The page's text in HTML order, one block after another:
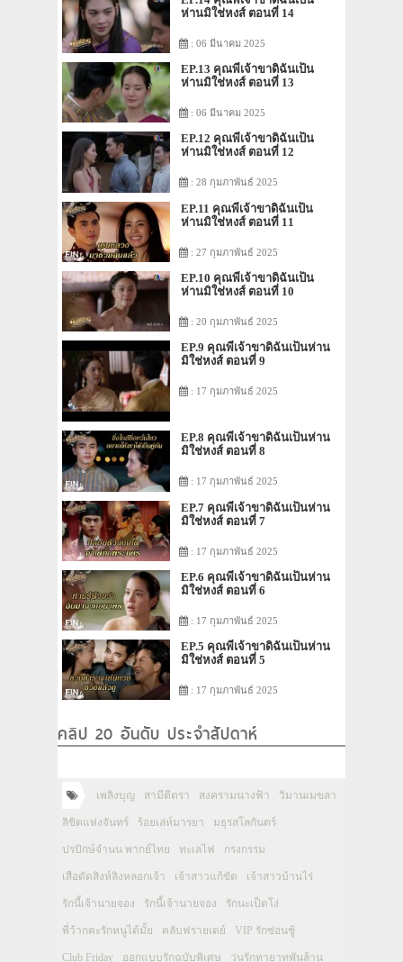
ห่านมิใช่หงส์ ตอนที่ 14
: 06 มีนาคม 2025
EP.13 คุณพี่เจ้าขาดิฉันเป็น
ห่านมิใช่หงส์ ตอนที่ 13
: 06 มีนาคม 2025
EP.12 คุณพี่เจ้าขาดิฉันเป็น
ห่านมิใช่หงส์ ตอนที่ 12
: 28 กุมภาพันธ์ 2025
EP.11 คุณพี่เจ้าขาดิฉันเป็น
ห่านมิใช่หงส์ ตอนที่ 11
: 27 กุมภาพันธ์ 2025
EP.10 คุณพี่เจ้าขาดิฉันเป็น
ห่านมิใช่หงส์ ตอนที่ 10
: 20 กุมภาพันธ์ 2025
EP.9 คุณพี่เจ้าขาดิฉันเป็นห่าน
มิใช่หงส์ ตอนที่ 9
: 17 กุมภาพันธ์ 2025
EP.8 คุณพี่เจ้าขาดิฉันเป็นห่าน
มิใช่หงส์ ตอนที่ 8
: 17 กุมภาพันธ์ 2025
EP.7 คุณพี่เจ้าขาดิฉันเป็นห่าน
มิใช่หงส์ ตอนที่ 7
: 17 กุมภาพันธ์ 2025
EP.6 คุณพี่เจ้าขาดิฉันเป็นห่าน
มิใช่หงส์ ตอนที่ 6
: 17 กุมภาพันธ์ 2025
EP.5 คุณพี่เจ้าขาดิฉันเป็นห่าน
มิใช่หงส์ ตอนที่ 5
: 17 กุมภาพันธ์ 2025
คลิป 20 อันดับ ประจำสัปดาห์
เพลิงบุญ สามีตีตรา สงครามนางฟ้า วิมานเมขลา
ลิขิตแห่งจันทร์ ร้อยเล่ห์มารยา มธุรสโลกันตร์
ปรปักษ์จำนน พากย์ไทย ทะเลไฟ กรงกรรม
เสือตัดสิงห์ลิงหลอกเจ้า เจ้าสาวแก้ขัด เจ้าสาวบ้านไร่
รักนี้เจ้านายจอง รักนี้เจ้านายจอง รักนะเป็ดโง่
พี่ว้ากคะรักหนูได้มั้ย คลับฟรายเดย์ VIP รักซ่อนชู้
Club Friday ออกแบบรักฉบับพิเศษ วุ่นรักทายาทพันล้าน